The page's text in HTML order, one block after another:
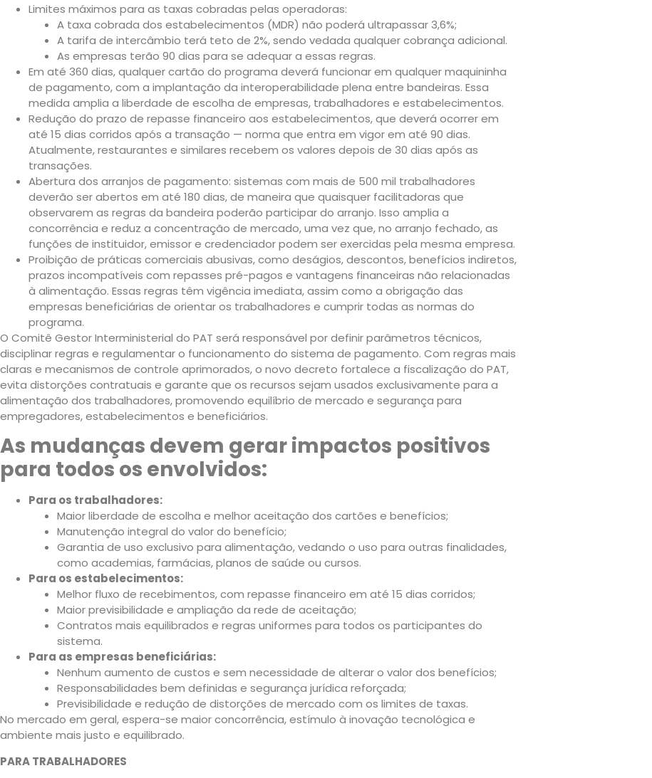
Limites máximos para as taxas cobradas pelas operadoras:
A taxa cobrada dos estabelecimentos (MDR) não poderá ultrapassar 3,6%;
A tarifa de intercâmbio terá teto de 2%, sendo vedada qualquer cobrança adicional.
As empresas terão 90 dias para se adequar a essas regras.
Em até 360 dias, qualquer cartão do programa deverá funcionar em qualquer maquininha
de pagamento, com a implantação da interoperabilidade plena entre bandeiras. Essa
medida amplia a liberdade de escolha de empresas, trabalhadores e estabelecimentos.
Redução do prazo de repasse financeiro aos estabelecimentos, que deverá ocorrer em
até 15 dias corridos após a transação — norma que entra em vigor em até 90 dias.
Atualmente, restaurantes e similares recebem os valores depois de 30 dias após as
transações.
Abertura dos arranjos de pagamento: sistemas com mais de 500 mil trabalhadores
deverão ser abertos em até 180 dias, de maneira que quaisquer facilitadoras que
observarem as regras da bandeira poderão participar do arranjo. Isso amplia a
concorrência e reduz a concentração de mercado, uma vez que, no arranjo fechado, as
funções de instituidor, emissor e credenciador podem ser exercidas pela mesma empresa.
Proibição de práticas comerciais abusivas, como deságios, descontos, benefícios indiretos,
prazos incompatíveis com repasses pré-pagos e vantagens financeiras não relacionadas
à alimentação. Essas regras têm vigência imediata, assim como a obrigação das
empresas beneficiárias de orientar os trabalhadores e cumprir todas as normas do
programa.
O Comitê Gestor Interministerial do PAT será responsável por definir parâmetros técnicos,
disciplinar regras e regulamentar o funcionamento do sistema de pagamento. Com regras mais
claras e mecanismos de controle aprimorados, o novo decreto fortalece a fiscalização do PAT,
evita distorções contratuais e garante que os recursos sejam usados exclusivamente para a
alimentação dos trabalhadores, promovendo equilíbrio de mercado e segurança para
empregadores, estabelecimentos e beneficiários.
As mudanças devem gerar impactos positivos
para todos os envolvidos:
Para os trabalhadores:
Maior liberdade de escolha e melhor aceitação dos cartões e benefícios;
Manutenção integral do valor do benefício;
Garantia de uso exclusivo para alimentação, vedando o uso para outras finalidades,
como academias, farmácias, planos de saúde ou cursos.
Para os estabelecimentos:
Melhor fluxo de recebimentos, com repasse financeiro em até 15 dias corridos;
Maior previsibilidade e ampliação da rede de aceitação;
Contratos mais equilibrados e regras uniformes para todos os participantes do
sistema.
Para as empresas beneficiárias:
Nenhum aumento de custos e sem necessidade de alterar o valor dos benefícios;
Responsabilidades bem definidas e segurança jurídica reforçada;
Previsibilidade e redução de distorções de mercado com os limites de taxas.
No mercado em geral, espera-se maior concorrência, estímulo à inovação tecnológica e
ambiente mais justo e equilibrado.
PARA TRABALHADORES